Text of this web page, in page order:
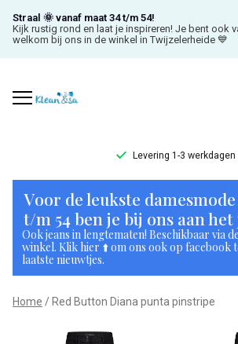
Straal 🌞 vanaf maat 34 t/m 54!
Kijk rustig rond en laat je inspireren! Je bent ook
welkom bij ons in de winkel in Twijzelerheide 💙
Levering 1-3 werkdagen
Red
Button
Diana
punta
pinstripe
Voor de leukste
t/m 54 ben je bij ons aan
Ook jeans in lengtematen! Beschikbaar via
winkel. Klik hier ⬆️ om ons ook op facebook
laatste nieuwtjes.
Home Red Button Diana punta pinstripe